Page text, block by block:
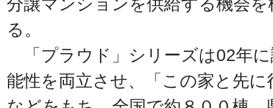
る。
「プラウド」シリーズは02年
能性を両立させ、「この家と先